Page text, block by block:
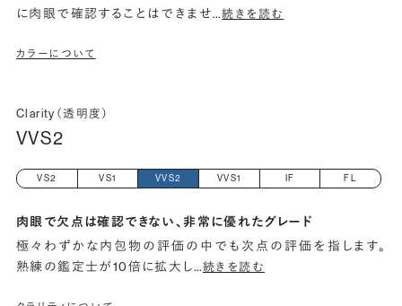
に肉眼で確認することはできませ…続きを読む
カラーについて
Clarity（透明度）
VVS2
VS2 VS1 VVS2 VVS1 IF FL
肉眼で欠点は確認できない、非常に優れたグレード
極々わずかな内包物の評価の中でも次点の評価を指します。
熟練の鑑定士が10倍に拡大し…続きを読む